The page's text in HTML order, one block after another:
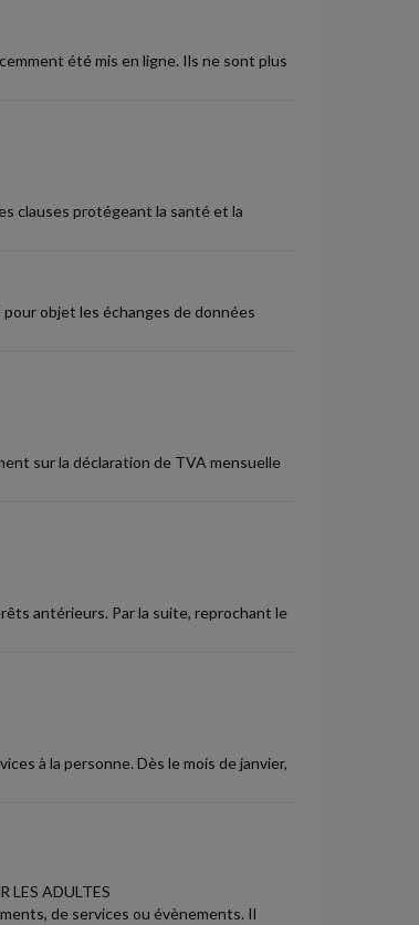
été mis en ligne. Ils ne sont plus
clauses protégeant la santé et la
objet les échanges de données
sur la déclaration de TVA mensuelle
antérieurs. Par la suite, reprochant le
à la personne. Dès le mois de janvier,
LES ADULTES
de services ou évènements. Il